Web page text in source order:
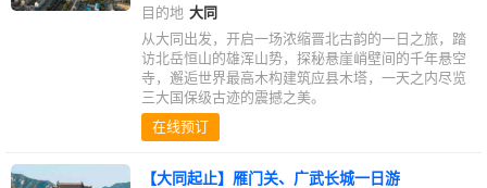
目的地 大同
从大同出发，开启一场浓缩晋北古韵的一日之旅，踏
访北岳恒山的雄浑山势，探秘悬崖峭壁间的千年悬空
寺，邂逅世界最高木构建筑应县木塔，一天之内尽览
三大国保级古迹的震撼之美。
在线预订
【大同起止】雁门关、广武长城一日游